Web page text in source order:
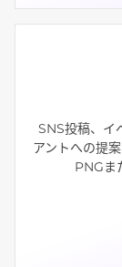
SNS投稿、イ
アントへの提
PNGま